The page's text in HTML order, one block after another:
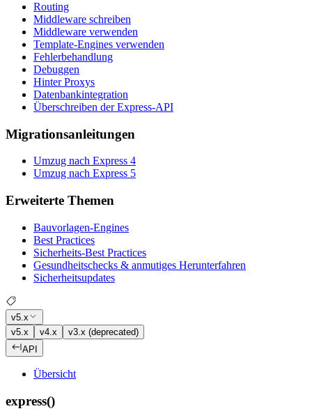
Routing
Middleware schreiben
Middleware verwenden
Template-Engines verwenden
Fehlerbehandlung
Debuggen
Hinter Proxys
Datenbankintegration
Überschreiben der Express-API
Migrationsanleitungen
Umzug nach Express 4
Umzug nach Express 5
Erweiterte Themen
Bauvorlagen-Engines
Best Practices
Sicherheits-Best Practices
Gesundheitschecks & anmutiges Herunterfahren
Sicherheitsupdates
v5.x
v5.x
v4.x
v3.x (deprecated)
API
Übersicht
express()